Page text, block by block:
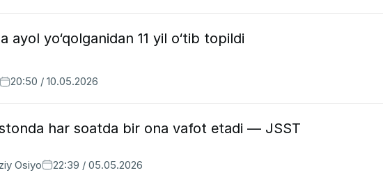
ayol yo‘qolganidan 11 yil o‘tib topildi
20:50 / 10.05.2026
har soatda bir ona vafot etadi — JSST
Osiyo 22:39 / 05.05.2026